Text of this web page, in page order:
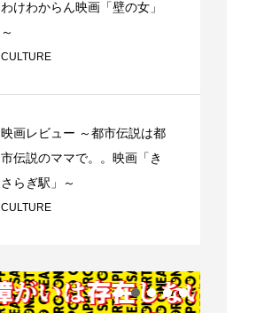
わけわからん映画「壁の女」
～
CULTURE
映画レビュー ～都市伝説は都
市伝説のママで。。映画「き
さらぎ駅」～
CULTURE